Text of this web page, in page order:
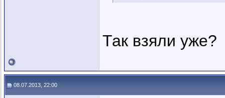
Так взяли уже?
08.07.2013, 22:00